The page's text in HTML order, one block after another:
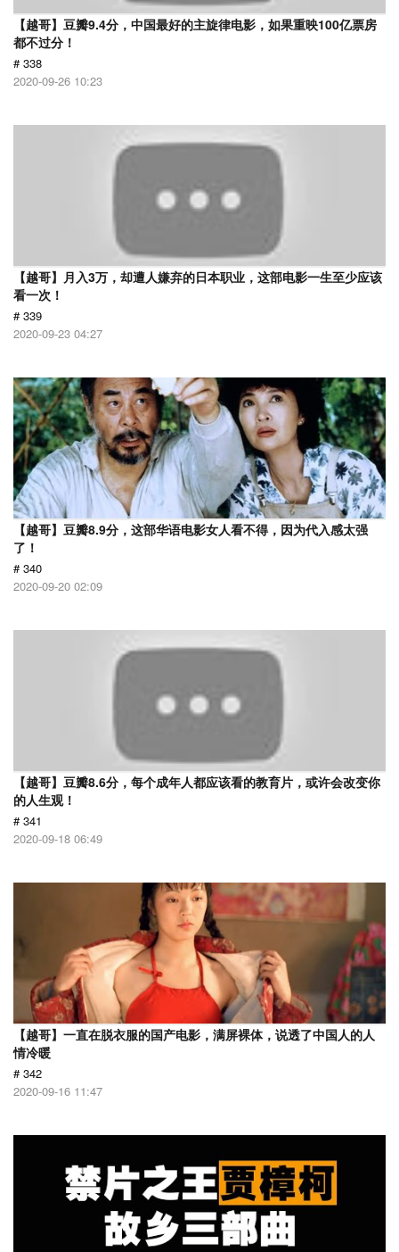
【越哥】豆瓣9.4分，中国最好的主旋律电影，如果重映100亿票房
都不过分！
# 338
2020-09-26 10:23
【越哥】月入3万，却遭人嫌弃的日本职业，这部电影一生至少应该
看一次！
# 339
2020-09-23 04:27
【越哥】豆瓣8.9分，这部华语电影女人看不得，因为代入感太强
了！
# 340
2020-09-20 02:09
【越哥】豆瓣8.6分，每个成年人都应该看的教育片，或许会改变你
的人生观！
# 341
2020-09-18 06:49
【越哥】一直在脱衣服的国产电影，满屏裸体，说透了中国人的人
情冷暖
# 342
2020-09-16 11:47